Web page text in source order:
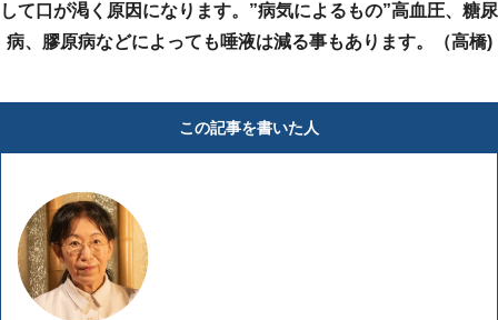
して口が渇く原因になります。”病気によるもの”高血圧、糖尿
病、膠原病などによっても唾液は減る事もあります。（高橋)
この記事を書いた人